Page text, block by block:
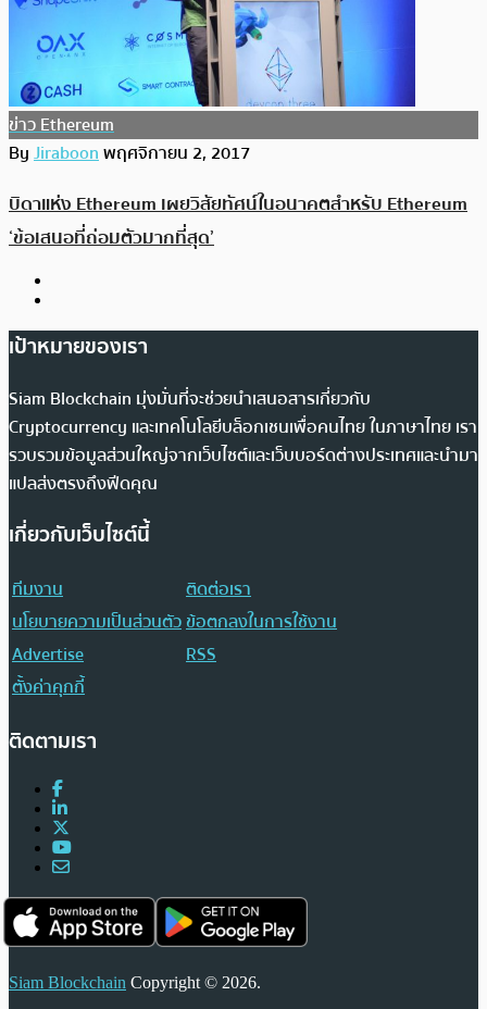
ข่าว Ethereum
ByJiraboonพฤศจิกายน 2, 2017
บิดาแห่ง Ethereum เผยวิสัยทัศน์ในอนาคตสำหรับ Ethereum
‘ข้อเสนอที่ถ่อมตัวมากที่สุด’
เป้าหมายของเรา
Siam Blockchain มุ่งมั่นที่จะช่วยนำเสนอสารเกี่ยวกับ
Cryptocurrency และเทคโนโลยีบล็อกเชนเพื่อคนไทย ในภาษาไทย เรา
รวบรวมข้อมูลส่วนใหญ่จากเว็บไซต์และเว็บบอร์ดต่างประเทศและนำมา
แปลส่งตรงถึงฟีดคุณ
เกี่ยวกับเว็บไซต์นี้
ทีมงาน
ติดต่อเรา
นโยบายความเป็นส่วนตัวข้อตกลงในการใช้งาน
Advertise
RSS
ตั้งค่าคุกกี้
ติดตามเรา
Siam Blockchain Copyright © 2026.